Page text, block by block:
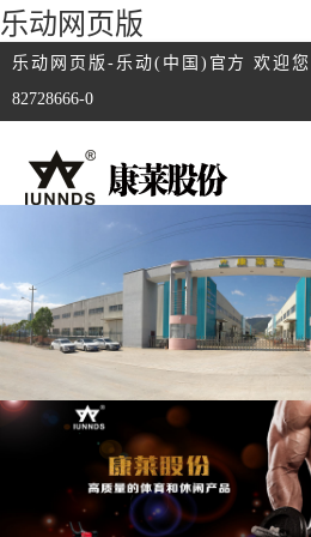
乐动网页版
乐动网页版-乐动(中国)官方 欢迎您
82728666-0